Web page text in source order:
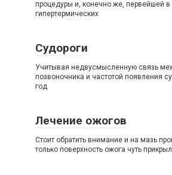
процедуры и, конечно же, первейшей в
гипертермических
Судороги
Учитывая недвусмысленную связь
позвоночника и частотой появления
год
Лечение ожогов
Стоит обратить внимание и на мазь
только поверхность ожога чуть